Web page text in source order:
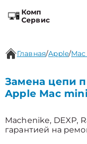
Комп
Сервис
Главная/Apple/
Замена цепи
Apple Mac
Machenike, DEXP,
гарантией на